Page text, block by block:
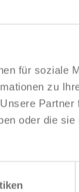
für soziale
zu
Partner
oder die